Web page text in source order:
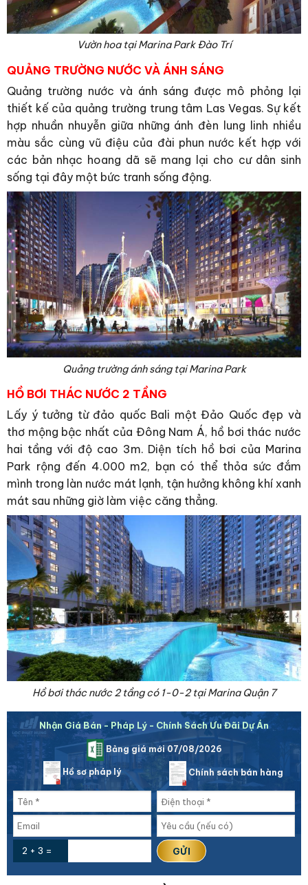
Vườn hoa tại Marina Park Đào Trí
QUẢNG TRƯỜNG NƯỚC VÀ ÁNH SÁNG
Quảng trường nước và ánh sáng được mô phỏng lại
thiết kế của quảng trường trung tâm Las Vegas. Sự kết
hợp nhuần nhuyễn giữa những ánh đèn lung linh nhiều
màu sắc cùng vũ điệu của đài phun nước kết hợp với
các bản nhạc hoang dã sẽ mang lại cho cư dân sinh
sống tại đây một bức tranh sống động.
Quảng trường ánh sáng tại Marina Park
HỒ BƠI THÁC NƯỚC 2 TẦNG
Lấy ý tưởng từ đảo quốc Bali một Đảo Quốc đẹp và
thơ mộng bậc nhất của Đông Nam Á, hồ bơi thác nước
hai tầng với độ cao 3m. Diện tích hồ bơi của Marina
Park rộng đến 4.000 m2, bạn có thể thỏa sức đắm
mình trong làn nước mát lạnh, tận hưởng không khí xanh
mát sau những giờ làm việc căng thẳng.
Hồ bơi thác nước 2 tầng có 1-0-2 tại Marina Quận 7
Nhận Giá Bán - Pháp Lý - Chính Sách Ưu Đãi Dự Án
Bảng giá mới 07/08/2026
Hồ sơ pháp lý Chính sách bán hàng
2 + 3 =